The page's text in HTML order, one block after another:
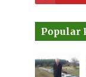
Popular